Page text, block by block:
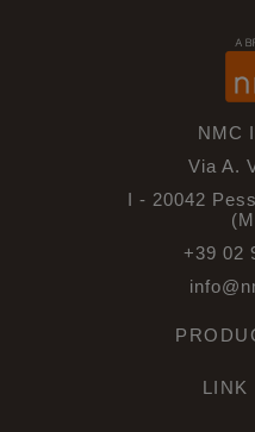
NMC
Via A.
I - 20042
+39 02
LINK